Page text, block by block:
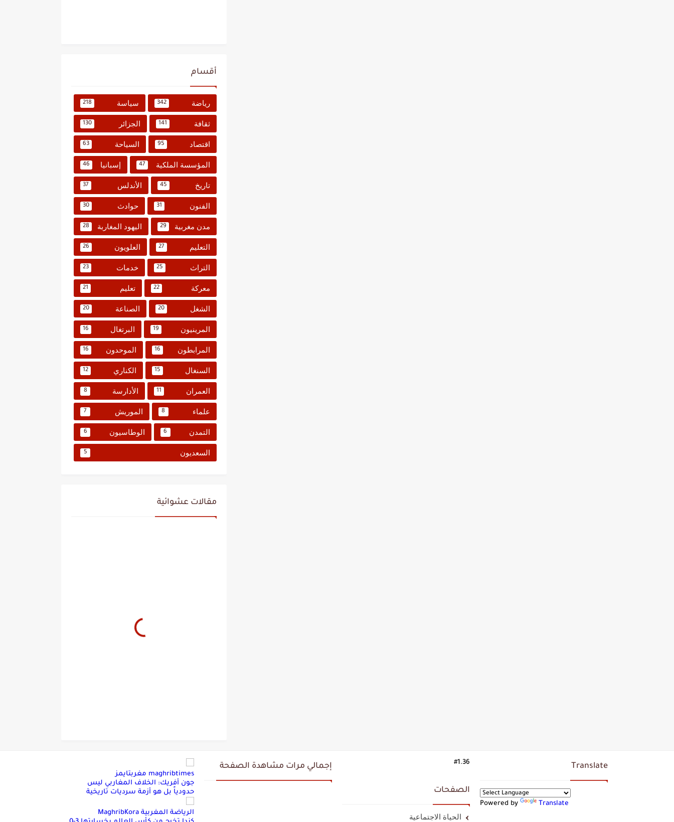
أقسام
رياضة 342 سياسة 218
ثقافة 141 الجزائر 130
اقتصاد 95 السياحة 63
المؤسسة الملكية 47 إسبانيا 46
تاريخ 45 الأندلس 37
الفنون 31 حوادث 30
مدن مغربية 29 اليهود المغاربة 28
التعليم 27 العلويون 26
التراث 25 خدمات 23
معركة 22 تعليم 21
الشغل 20 الصناعة 20
المرينيون 19 البرتغال 16
المرابطون 16 الموحدون 16
السنغال 15 الكناري 12
العمران 11 الأدارسة 8
علماء 8 الموريش 7
التمدن 6 الوطاسيون 6
السعديون 5
مقالات عشوائية
Translate
Powered by Translate
#1.36
الصفحات
الحياة الاجتماعية
إجمالي مرات مشاهدة الصفحة
maghribtimes مغربتايمز
جون أفريك: الخلاف المغاربي ليس
حدودياً بل هو أزمة سرديات تاريخية
الرياضة المغربية MaghribKora